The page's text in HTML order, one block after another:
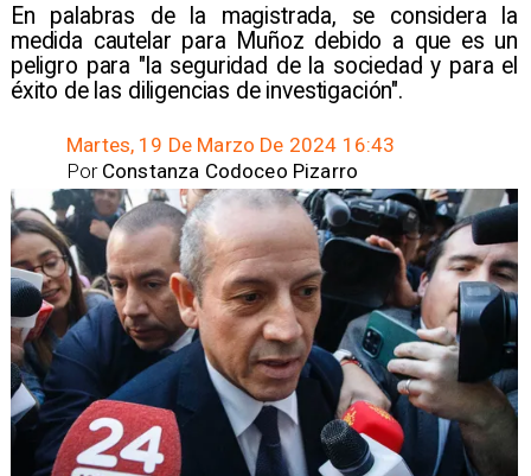
En palabras de la magistrada, se considera la
medida cautelar para Muñoz debido a que es un
peligro para "la seguridad de la sociedad y para el
éxito de las diligencias de investigación".
Martes, 19 De Marzo De 2024 16:43
Constanza Codoceo Pizarro
Por